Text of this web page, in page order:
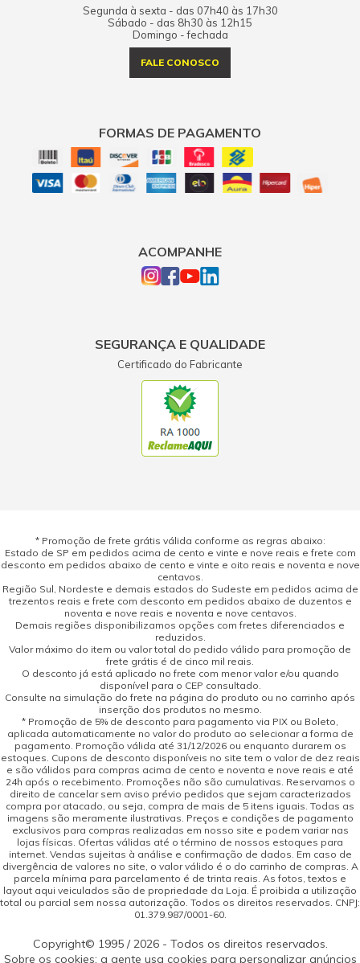
Segunda à sexta - das 07h40 às 17h30
Sábado - das 8h30 às 12h15
Domingo - fechada
FALE CONOSCO
FORMAS DE PAGAMENTO
ACOMPANHE
SEGURANÇA E QUALIDADE
Certificado do Fabricante
* Promoção de frete grátis válida conforme as regras abaixo:
Estado de SP em pedidos acima de cento e vinte e nove reais e frete com
desconto em pedidos abaixo de cento e vinte e oito reais e noventa e nove
centavos.
Região Sul, Nordeste e demais estados do Sudeste em pedidos acima de
trezentos reais e frete com desconto em pedidos abaixo de duzentos e
noventa e nove reais e noventa e nove centavos.
Demais regiões disponibilizamos opções com fretes diferenciados e
reduzidos.
Valor máximo do item ou valor total do pedido válido para promoção de
frete grátis é de cinco mil reais.
O desconto já está aplicado no frete com menor valor e/ou quando
disponível para o CEP consultado.
Consulte na simulação do frete na página do produto ou no carrinho após
inserção dos produtos no mesmo.
* Promoção de 5% de desconto para pagamento via PIX ou Boleto,
aplicada automaticamente no valor do produto ao selecionar a forma de
pagamento. Promoção válida até 31/12/2026 ou enquanto durarem os
estoques. Cupons de desconto disponíveis no site tem o valor de dez reais
e são válidos para compras acima de cento e noventa e nove reais e até
24h após o recebimento. Promoções não são cumulativas. Reservamos o
direito de cancelar sem aviso prévio pedidos que sejam caracterizados
compra por atacado, ou seja, compra de mais de 5 itens iguais. Todas as
imagens são meramente ilustrativas. Preços e condições de pagamento
exclusivos para compras realizadas em nosso site e podem variar nas
lojas físicas. Ofertas válidas até o término de nossos estoques para
internet. Vendas sujeitas à análise e confirmação de dados. Em caso de
divergência de valores no site, o valor válido é o do carrinho de compras. A
parcela mínima para parcelamento é de trinta reais. As fotos, textos e
layout aqui veiculados são de propriedade da Loja. É proibida a utilização
total ou parcial sem nossa autorização. Todos os direitos reservados. CNPJ:
01.379.987/0001-60.
Copyright© 1995 / 2026 - Todos os direitos reservados.
Sobre os cookies: a gente usa cookies para personalizar anúncios